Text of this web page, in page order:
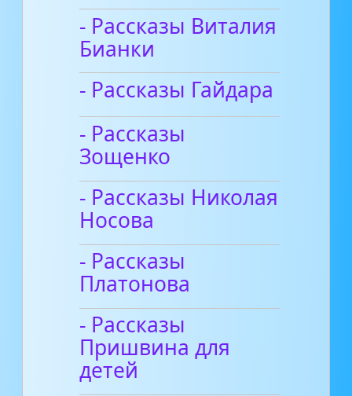
- Рассказы Виталия
Бианки
- Рассказы Гайдара
- Рассказы
Зощенко
- Рассказы Николая
Носова
- Рассказы
Платонова
- Рассказы
Пришвина для
детей